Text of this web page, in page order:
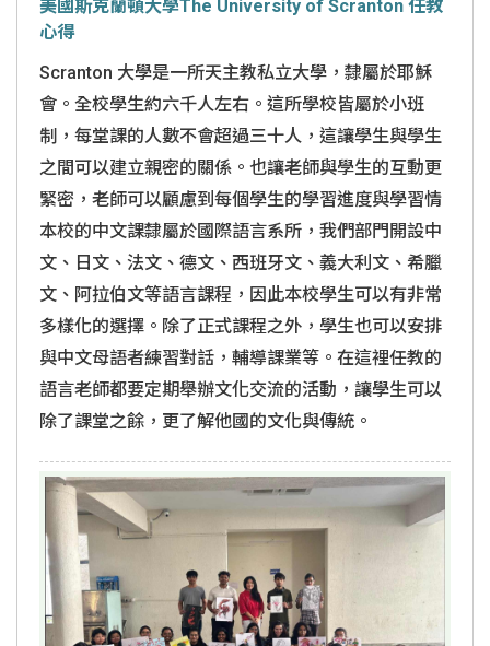
美國斯克蘭頓大學The University of Scranton 任教
心得
Scranton 大學是一所天主教私立大學，隸屬於耶穌
會。全校學生約六千人左右。這所學校皆屬於小班
制，每堂課的人數不會超過三十人，這讓學生與學生
之間可以建立親密的關係。也讓老師與學生的互動更
緊密，老師可以顧慮到每個學生的學習進度與學習情
本校的中文課隸屬於國際語言系所，我們部門開設中
文、日文、法文、德文、西班牙文、義大利文、希臘
文、阿拉伯文等語言課程，因此本校學生可以有非常
多樣化的選擇。除了正式課程之外，學生也可以安排
與中文母語者練習對話，輔導課業等。在這裡任教的
語言老師都要定期舉辦文化交流的活動，讓學生可以
除了課堂之餘，更了解他國的文化與傳統。